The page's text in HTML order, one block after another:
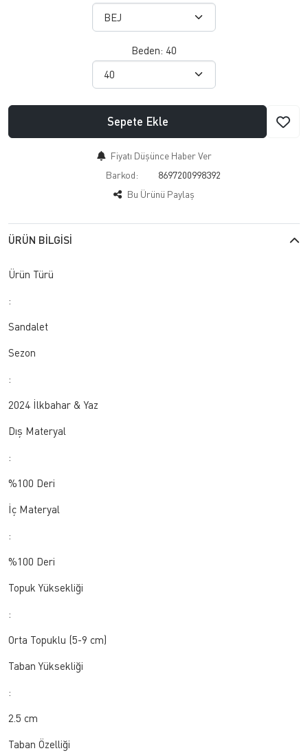
Beden: 40
Sepete Ekle
Fiyatı Düşünce Haber Ver
Barkod:
8697200998392
Bu Ürünü Paylaş
ÜRÜN BILGISI
Ürün Türü
:
Sandalet
Sezon
:
2024 İlkbahar & Yaz
Dış Materyal
:
%100 Deri
İç Materyal
:
%100 Deri
Topuk Yüksekliği
:
Orta Topuklu (5-9 cm)
Taban Yüksekliği
:
2.5 cm
Taban Özelliği